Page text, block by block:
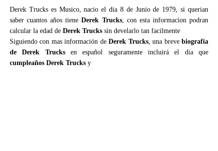
Derek Trucks es Musico, nacio el dia 8 de Junio de 1979, si querian
saber cuantos años tieneDerek Trucks, con esta informacion podran
calcular la edad de Derek Trucks sin develarlo tan facilmente
Siguiendo con mas información deDerek Trucks, una brevebiografia
de Derek Trucksen español seguramente incluirá el dia que
cumpleaños Derek Trucks y